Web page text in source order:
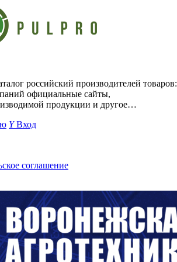
российский производителей товаров:
официальные сайты,
продукции и другое…
YВход
соглашение